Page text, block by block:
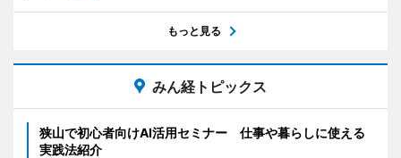
もっと見る
みん経トピックス
狭山で初心者向けAI活用セミナー 仕事や暮らしに使える
実践法紹介